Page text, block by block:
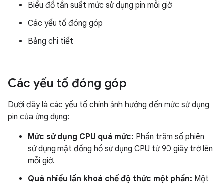
Biểu đồ tần suất mức sử dụng pin mỗi giờ
Các yếu tố đóng góp
Bảng chi tiết
Các yếu tố đóng góp
Dưới đây là các yếu tố chính ảnh hưởng đến mức sử dụng
pin của ứng dụng:
Mức sử dụng CPU quá mức: Phần trăm số phiên
sử dụng mặt đồng hồ sử dụng CPU từ 90 giây trở lên
mỗi giờ.
Quá nhiều lần khoá chế độ thức một phần: Một